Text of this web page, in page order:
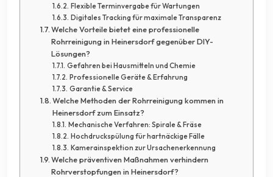
Flexible Terminvergabe für Wartungen
Digitales Tracking für maximale Transparenz
Welche Vorteile bietet eine professionelle
Rohrreinigung in Heinersdorf gegenüber DIY-
Lösungen?
Gefahren bei Hausmitteln und Chemie
Professionelle Geräte & Erfahrung
Garantie & Service
Welche Methoden der Rohrreinigung kommen in
Heinersdorf zum Einsatz?
Mechanische Verfahren: Spirale & Fräse
Hochdruckspülung für hartnäckige Fälle
Kamerainspektion zur Ursachenerkennung
Welche präventiven Maßnahmen verhindern
Rohrverstopfungen in Heinersdorf?